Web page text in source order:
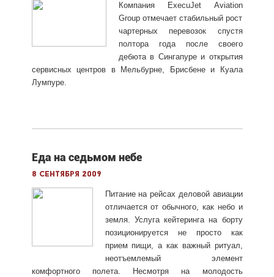
Компания ExecuJet Aviation
Group отмечает стабильный рост
чартерных перевозок спустя
полтора года после своего
дебюта в Сингапуре и открытия
сервисных центров в Мельбурне, Брисбене и Куала
Лумпуре.
Еда на седьмом небе
8 сентября 2009
Питание на рейсах деловой авиации
отличается от обычного, как небо и
земля. Услуга кейтеринга на борту
позиционируется не просто как
прием пищи, а как важный ритуал,
неотъемлемый элемент
комфортного полета. Несмотря на молодость